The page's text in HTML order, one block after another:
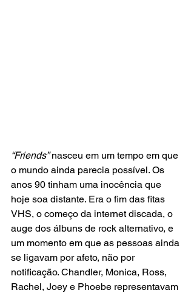
“Friends” nasceu em um tempo em que
o mundo ainda parecia possível. Os
anos 90 tinham uma inocência que
hoje soa distante. Era o fim das fitas
VHS, o começo da internet discada, o
auge dos álbuns de rock alternativo, e
um momento em que as pessoas ainda
se ligavam por afeto, não por
notificação. Chandler, Monica, Ross,
Rachel, Joey e Phoebe representavam